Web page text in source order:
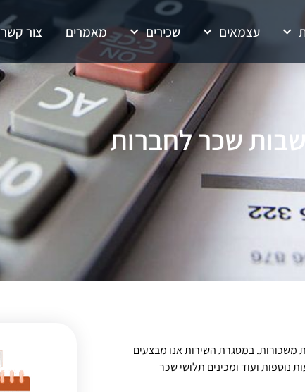
עצמאים שכירים מאמרים צור קשר
שכר לחברות
משכורות. במסגרת השירות אנו מבצעים
נוספות ועוד ומכינים תלושי שכר